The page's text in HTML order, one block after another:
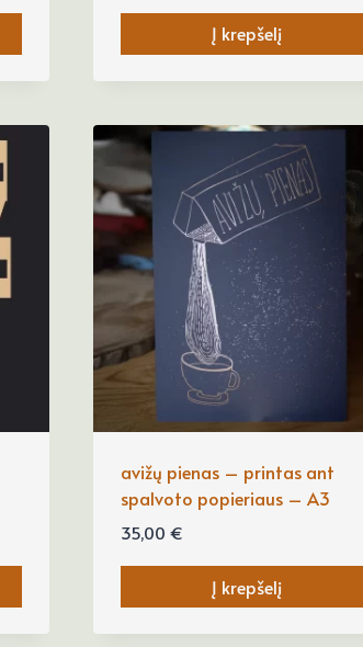
Į krepšelį
avižų pienas – printas ant
spalvoto popieriaus – A3
35,00 €
Į krepšelį